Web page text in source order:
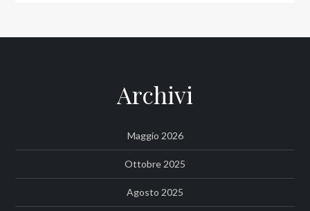
Archivi
Maggio 2026
Ottobre 2025
Agosto 2025